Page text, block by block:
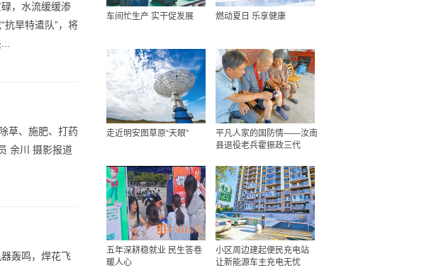
，水流缓缓渗
抗旱特遣队”，将
草、施肥、打药
余川 摄影报道
轰鸣，焊花飞
车间忙生产 实干促发展 燃动夏日 乐享健康
走近明安图草原“天眼”
平凡人家的国防情——汝南
县退役老兵霍振政三代
五年深耕稳就业 民生答卷
暖人心
小区周边建起便民充电站
让新能源车主充电无忧